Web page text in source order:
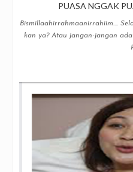
PUASA NGGAK
Bismillaahirrahmaanirrahiim....
kan ya? Atau jangan-jangan